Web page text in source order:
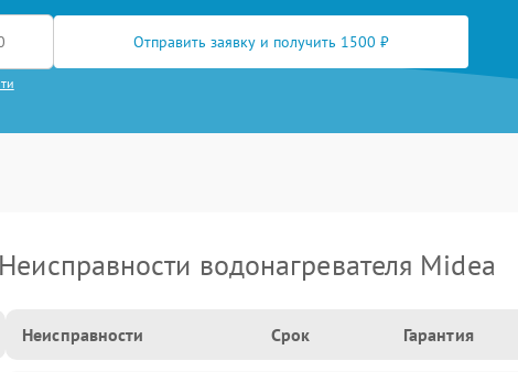
Отправить заявку и получить 1500 ₽
Неисправности водонагревателя Midea
Неисправности Срок Гарантия